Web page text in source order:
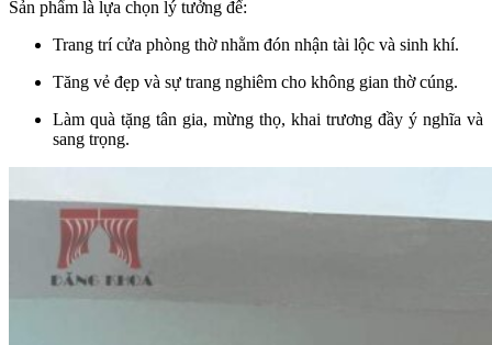
Sản phẩm là lựa chọn lý tưởng để:
Trang trí cửa phòng thờ nhằm đón nhận tài lộc và sinh khí.
Tăng vẻ đẹp và sự trang nghiêm cho không gian thờ cúng.
Làm quà tặng tân gia, mừng thọ, khai trương đầy ý nghĩa và
sang trọng.